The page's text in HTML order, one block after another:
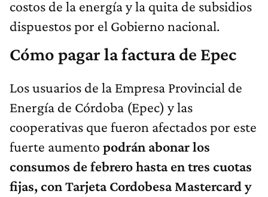
costos de la energía y la quita de subsidios
dispuestos por el Gobierno nacional.
Cómo pagar la factura de Epec
Los usuarios de la Empresa Provincial de
Energía de Córdoba (Epec) y las
cooperativas que fueron afectados por este
fuerte aumento podrán abonar los
consumos de febrero hasta en tres cuotas
fijas, con Tarjeta Cordobesa Mastercard y